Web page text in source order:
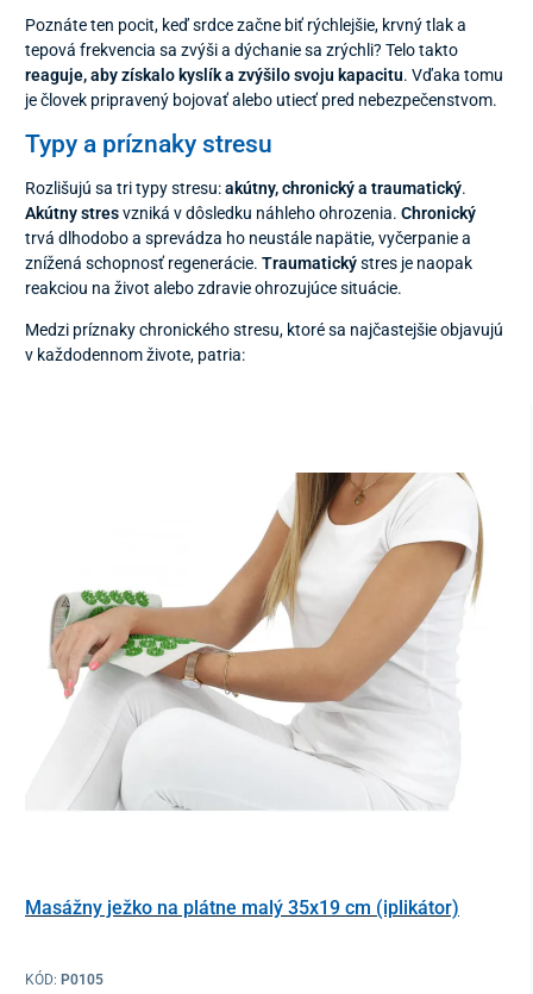
Poznáte ten pocit, keď srdce začne biť rýchlejšie, krvný tlak a
tepová frekvencia sa zvýši a dýchanie sa zrýchli? Telo takto
reaguje, aby získalo kyslík a zvýšilo svoju kapacitu. Vďaka tomu
je človek pripravený bojovať alebo utiecť pred nebezpečenstvom.
Typy a príznaky stresu
Rozlišujú sa tri typy stresu:akútny, chronický a traumatický.
Akútny stresvzniká v dôsledku náhleho ohrozenia. Chronický
trvá dlhodobo a sprevádza ho neustále napätie, vyčerpanie a
znížená schopnosť regenerácie. Traumatickýstres je naopak
reakciou na život alebo zdravie ohrozujúce situácie.
Medzi príznaky chronického stresu, ktoré sa najčastejšie objavujú
v každodennom živote, patria:
Masážny ježko na plátne malý 35x19 cm (iplikátor)
KÓD: P0105